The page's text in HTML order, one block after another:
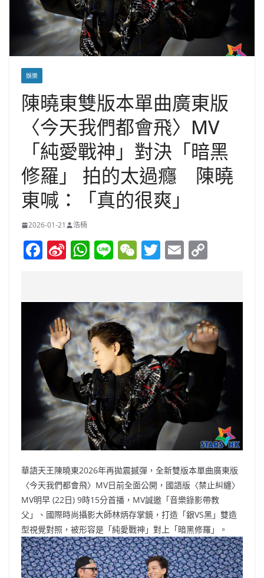
娛樂
陳曉東雙版本單曲廣東版
〈今天我們都會飛〉MV
「純愛戰神」對決「暗黑
修羅」 拍的太過癮 陳曉
東喊：「真的很爽」
2026-01-21 浩楠
F
e
b
o
k
Si
W
ei
b
o
W
s
A
p
p
Li W
h
at
T
er
E
l y
Li
n
k
華語天王陳曉東2026年再拋震撼彈，全新雙版本單曲廣東版
〈今天我們都會飛〉MV日前全面公開，國語版〈禁止糾纏〉
MV明早 (22日) 9時15分首播，MV誠邀「音樂錄影帶教
父」、國際時尚攝影大師林炳存掌鏡，打造「銀VS黑」雙造
型視覺對照，被形容是「純愛戰神」對上「暗黑修羅」。